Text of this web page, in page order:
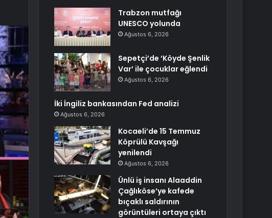
Trabzon mutfağı
UNESCO yolunda
Ağustos 6, 2026
Sepetçi’de ‘Köyde Şenlik
Var’ ile çocuklar eğlendi
Ağustos 6, 2026
İki İngiliz bankasından Fed analizi
Ağustos 6, 2026
Kocaeli’de 15 Temmuz
Köprülü Kavşağı
yenilendi
Ağustos 6, 2026
Ünlü iş insanı Alaaddin
Çağlıköse’ye kafede
bıçaklı saldırının
görüntüleri ortaya çıktı